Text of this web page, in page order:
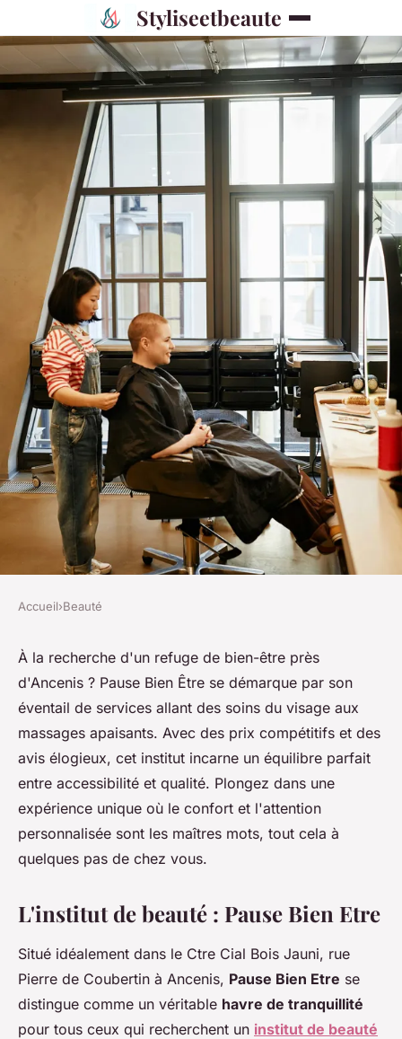
Styliseetbeaute
L'institut de beauté proche
d'ancenis : un havre de bien-
être
Sohan•12 novembre 2024• 8 min de lecture
Accueil›Beauté
À la recherche d'un refuge de bien-être près
d'Ancenis ? Pause Bien Être se démarque par son
éventail de services allant des soins du visage aux
massages apaisants. Avec des prix compétitifs et des
avis élogieux, cet institut incarne un équilibre parfait
entre accessibilité et qualité. Plongez dans une
expérience unique où le confort et l'attention
personnalisée sont les maîtres mots, tout cela à
quelques pas de chez vous.
L'institut de beauté : Pause Bien Etre
Situé idéalement dans le Ctre Cial Bois Jauni, rue
Pierre de Coubertin à Ancenis, Pause Bien Etre se
distingue comme un véritable havre de tranquillité
pour tous ceux qui recherchent un institut de beauté